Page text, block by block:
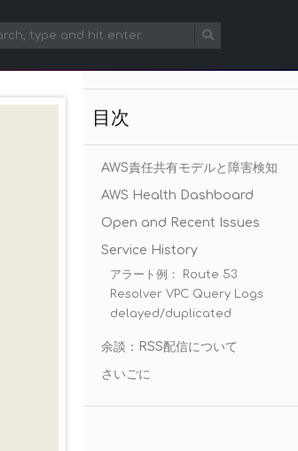
目次
AWS責任共有モデルと障害検知
AWS Health Dashboard
Open and Recent Issues
Service History
アラート例： Route 53
Resolver VPC Query Logs
delayed/duplicated
余談：RSS配信について
さいごに